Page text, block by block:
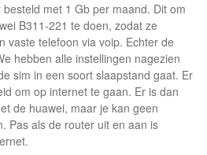
met 1 Gb per maand. Dit om
B311-221 te doen, zodat ze
vaste telefoon via voip. Echter de
hebben alle instellingen nagezien
sim in een soort slaapstand gaat. Er
om op internet te gaan. Er is dan
de huawei, maar je kan geen
Pas als de router uit en aan is